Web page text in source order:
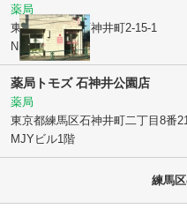
薬局
東京都練馬区石神井町2-15-1
NMSビル1F
薬局トモズ 石神井公園店
薬局
東京都練馬区石神井町二丁目8番
MJYビル1階
練馬区